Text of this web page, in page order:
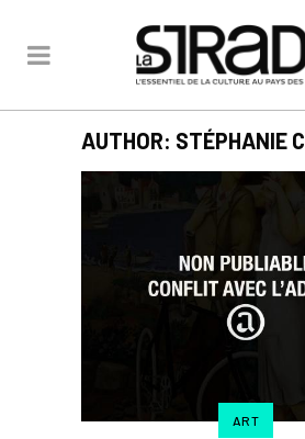
AUTHOR: STÉPHANIE
ART